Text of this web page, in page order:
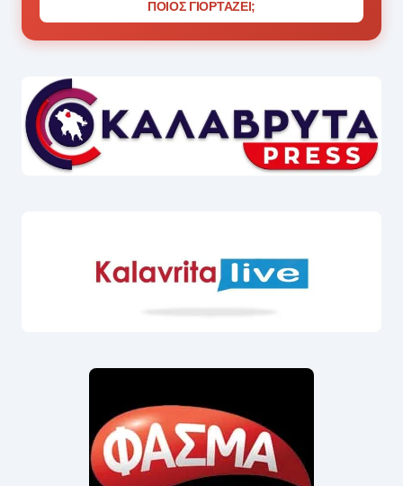
ΠΟΙΟΣ ΓΙΟΡΤΑΖΕΙ;